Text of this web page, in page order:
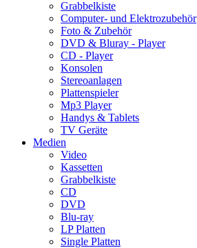
Grabbelkiste
Computer- und Elektrozubehör
Foto & Zubehör
DVD & Bluray - Player
CD - Player
Konsolen
Stereoanlagen
Plattenspieler
Mp3 Player
Handys & Tablets
TV Geräte
Medien
Video
Kassetten
Grabbelkiste
CD
DVD
Blu-ray
LP Platten
Single Platten